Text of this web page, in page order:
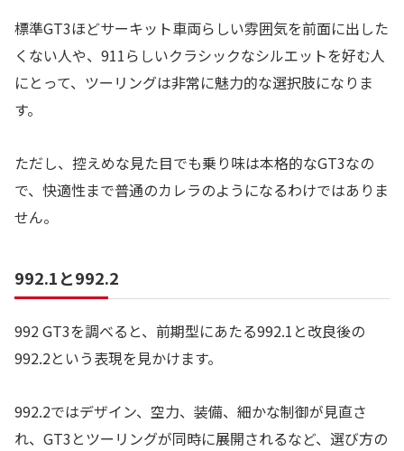
標準GT3ほどサーキット車両らしい雰囲気を前面に出した
くない人や、911らしいクラシックなシルエットを好む人
にとって、ツーリングは非常に魅力的な選択肢になりま
す。
ただし、控えめな見た目でも乗り味は本格的なGT3なの
で、快適性まで普通のカレラのようになるわけではありま
せん。
992.1と992.2
992 GT3を調べると、前期型にあたる992.1と改良後の
992.2という表現を見かけます。
992.2ではデザイン、空力、装備、細かな制御が見直さ
れ、GT3とツーリングが同時に展開されるなど、選び方の